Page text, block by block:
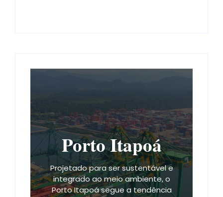
Porto Itapoá
Projetado para ser sustentável e
integrado ao meio ambiente, o
Porto Itapoá segue a tendência